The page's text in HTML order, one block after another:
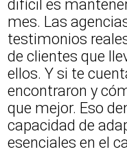
difícil es
mes. Las
testimonios
de clientes que
ellos. Y si te
encontraron y
que mejor. Eso
capacidad de
esenciales en el